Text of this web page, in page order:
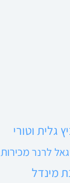
גלית וטורי
לרנרמכירות
מינדל